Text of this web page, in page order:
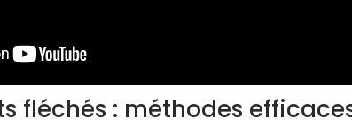
fléchés : méthodes